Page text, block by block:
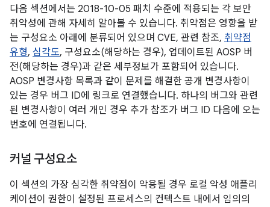
다음 섹션에서는 2018-10-05 패치 수준에 적용되는 각 보안
취약성에 관해 자세히 알아볼 수 있습니다. 취약점은 영향을 받
는 구성요소 아래에 분류되어 있으며 CVE, 관련 참조, 취약점
유형, 심각도, 구성요소(해당하는 경우), 업데이트된 AOSP 버
전(해당하는 경우)과 같은 세부정보가 포함되어 있습니다.
AOSP 변경사항 목록과 같이 문제를 해결한 공개 변경사항이
있는 경우 버그 ID에 링크로 연결했습니다. 하나의 버그와 관련
된 변경사항이 여러 개인 경우 추가 참조가 버그 ID 다음에 오는
번호에 연결됩니다.
커널 구성요소
이 섹션의 가장 심각한 취약점이 악용될 경우 로컬 악성 애플리
케이션이 권한이 설정된 프로세스의 컨텍스트 내에서 임의의